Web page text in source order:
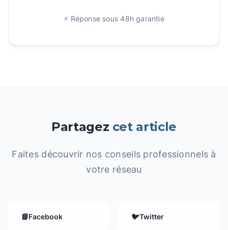
⚡ Réponse sous 48h garantie
Partagez cet article
Faites découvrir nos conseils professionnels à
votre réseau
📘Facebook 🐦Twitter